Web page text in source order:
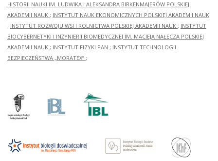
HISTORII NAUKI IM. LUDWIKA I ALEKSANDRA BIRKENMAJERÓW POLSKIEJ
AKADEMII NAUK ; INSTYTUT NAUK EKONOMICZNYCH POLSKIEJ AKADEMII NAUK
; INSTYTUT ROZWOJU WSI I ROLNICTWA POLSKIEJ AKADEMII NAUK ; INSTYTUT
BIOCYBERNETYKI I INŻYNIERII BIOMEDYCZNEJ IM. MACIEJA NAŁĘCZA POLSKIEJ
AKADEMII NAUK ; INSTYTUT FIZYKI PAN ; INSTYTUT TECHNOLOGII
BEZPIECZEŃSTWA „MORATEX” ;